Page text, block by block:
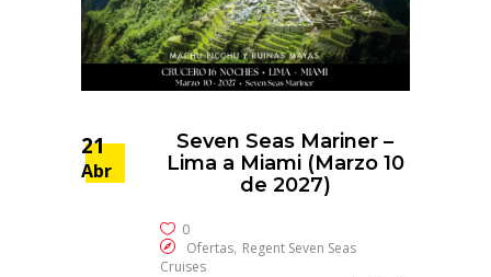
21
Abr
Seven Seas Mariner –
Lima a Miami (Marzo 10
de 2027)
0
Ofertas, Regent Seven Seas
Cruises